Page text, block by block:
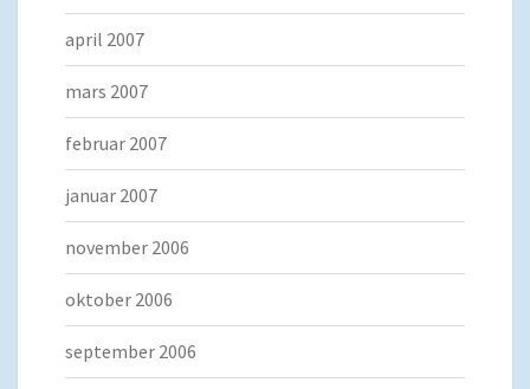
april 2007
mars 2007
februar 2007
januar 2007
november 2006
oktober 2006
september 2006